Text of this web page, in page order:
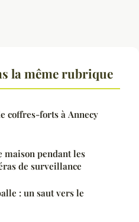
la même rubrique
coffres-forts à Annecy
maison pendant les
de surveillance
: un saut vers le